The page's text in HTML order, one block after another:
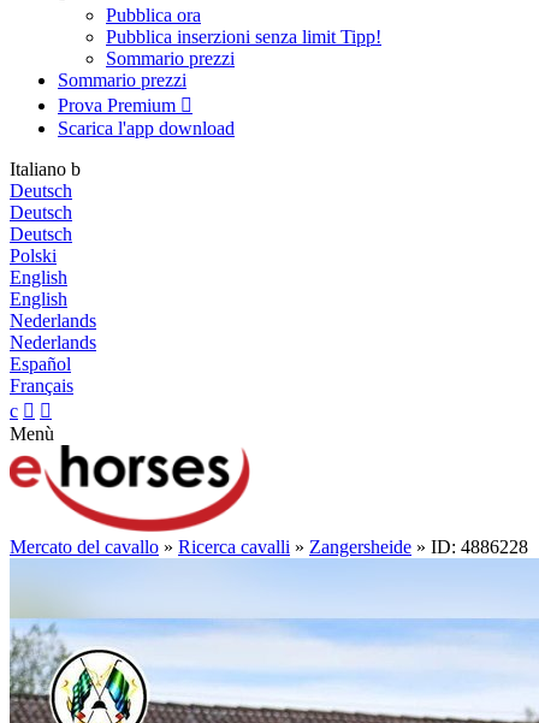
Pubblica ora
Pubblica inserzioni senza limit Tipp!
Sommario prezzi
Sommario prezzi
Prova Premium 
Scarica l'app download
Italiano b
Deutsch
Deutsch
Deutsch
Polski
English
English
Nederlands
Nederlands
Español
Français
c  
Menù
Mercato del cavallo » Ricerca cavalli » Zangersheide » ID: 4886228